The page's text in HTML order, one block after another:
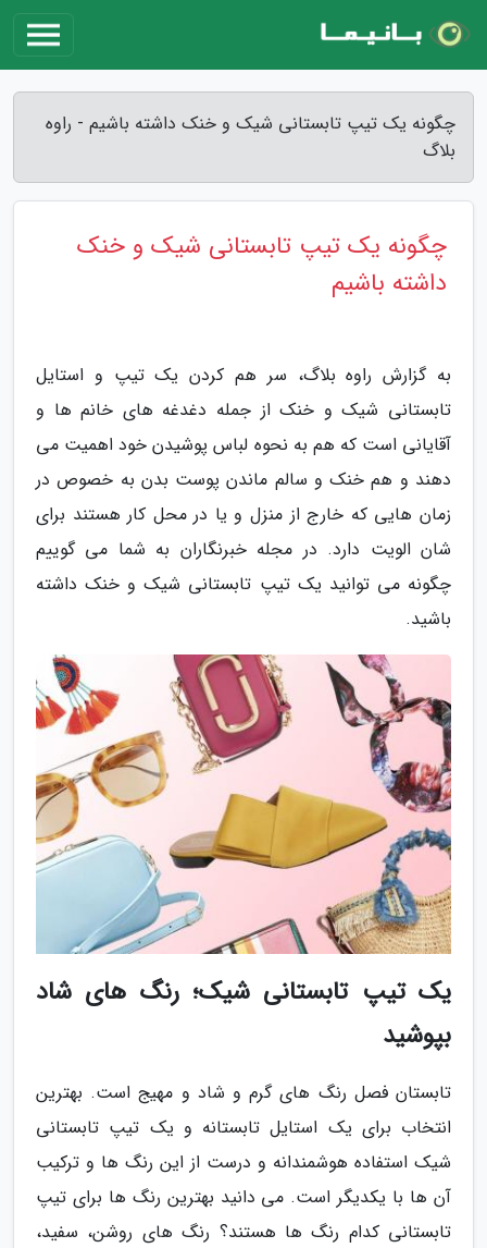
چگونه یک تیپ تابستانی شیک و خنک داشته باشیم - راوه
بلاگ
چگونه یک تیپ تابستانی شیک و خنک
داشته باشیم
به گزارش راوه بلاگ، سر هم کردن یک تیپ و استایل
تابستانی شیک و خنک از جمله دغدغه های خانم ها و
آقایانی است که هم به نحوه لباس پوشیدن خود اهمیت می
دهند و هم خنک و سالم ماندن پوست بدن به خصوص در
زمان هایی که خارج از منزل و یا در محل کار هستند برای
شان الویت دارد. در مجله خبرنگاران به شما می گوییم
چگونه می توانید یک تیپ تابستانی شیک و خنک داشته
باشید.
یک تیپ تابستانی شیک؛ رنگ های شاد
بپوشید
تابستان فصل رنگ های گرم و شاد و مهیج است. بهترین
انتخاب برای یک استایل تابستانه و یک تیپ تابستانی
شیک استفاده هوشمندانه و درست از این رنگ ها و ترکیب
آن ها با یکدیگر است. می دانید بهترین رنگ ها برای تیپ
تابستانی کدام رنگ ها هستند؟ رنگ های روشن، سفید،